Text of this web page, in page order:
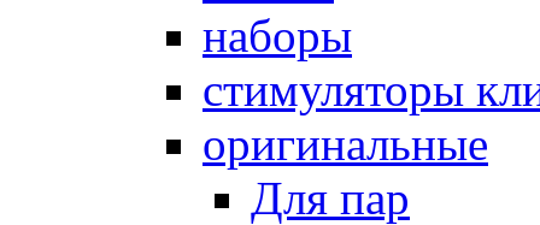
наборы
стимуляторы
оригинальные
Для пар